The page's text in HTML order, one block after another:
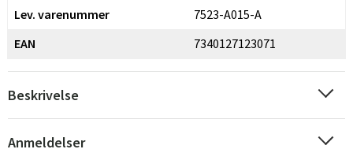
Lev. varenummer
7523-A015-A
EAN
7340127123071
Beskrivelse
Anmeldelser